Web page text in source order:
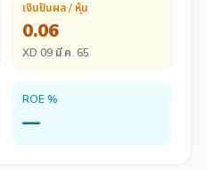
เงินปันผล / หุ้น
0.06
XD 09 มี.ค. 65
ROE %
—